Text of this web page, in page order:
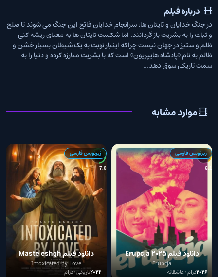
درباره فیلم
در جنگ خدایان و تایتان ها، سرانجام خدایان فاتح این جنگ می شوند تا صلح
و ثبات را به بشریت باز گردانند. اما شکست تایتان ها به معنای ریشه کنی
ظلم و ستیز در جهان نیست چراکه اینبار نوبت به یک شیطان بسیار خشن و
ظالم به نام «پادشاه هایپریون» است که با بشریت مبارزه کرده و دنیا را به
سمت تاریکی سوق دهد...
موارد مشابه
6.1
زیرنویس فارسی
دانلود فیلم Erupcja 2025
Erupcja
2026درام • عاشقانه
7.0
زیرنویس فارسی
دانلود فیلم Maste eshgh
Intoxicated by Love
2024تاریخی • درام